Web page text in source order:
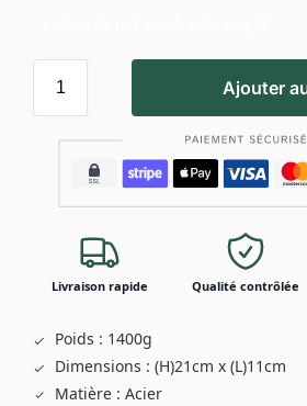
Ajouter
Livraison rapide Qualité contrôlée
Poids : 1400g
Dimensions : (H)21cm x (L)11cm
Matière : Acier